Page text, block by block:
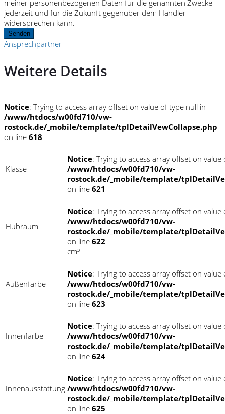
meiner personenbezogenen Daten für die genannten Zwecke
jederzeit und für die Zukunft gegenüber dem Händler
widersprechen kann.
Senden
Ansprechpartner
Weitere Details
Notice: Trying to access array offset on value of type null in
/www/htdocs/w00fd710/vw-
rostock.de/_mobile/template/tplDetailVewCollapse.php
on line 618
Klasse
Notice: Trying to access array offset on
/www/htdocs/w00fd710/vw-
rostock.de/_mobile/template/
on line 621
Hubraum
Notice: Trying to access array offset on
/www/htdocs/w00fd710/vw-
rostock.de/_mobile/template/
on line 622
cm³
Außenfarbe
Notice: Trying to access array offset on
/www/htdocs/w00fd710/vw-
rostock.de/_mobile/template/
on line 623
Innenfarbe
Notice: Trying to access array offset on
/www/htdocs/w00fd710/vw-
rostock.de/_mobile/template/
on line 624
Innenausstattung
Notice: Trying to access array offset on
/www/htdocs/w00fd710/vw-
rostock.de/_mobile/template/
on line 625